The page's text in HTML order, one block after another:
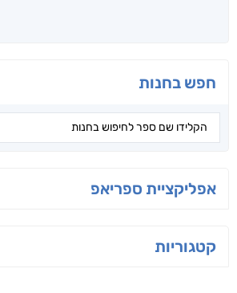
חפש בחנות
אפליקציית ספריאפ
קטגוריות